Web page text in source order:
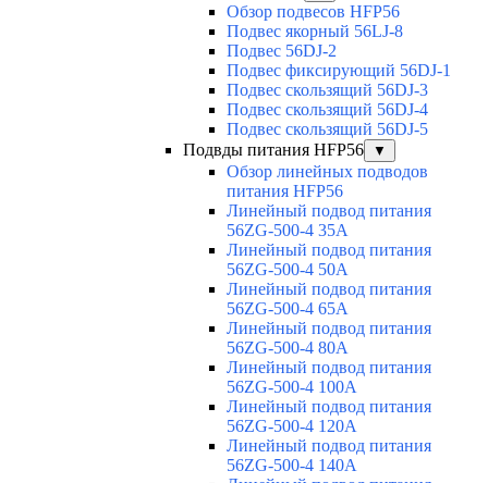
Обзор подвесов HFP56
Подвес якорный 56LJ-8
Подвес 56DJ-2
Подвес фиксирующий 56DJ-1
Подвес скользящий 56DJ-3
Подвес скользящий 56DJ-4
Подвес скользящий 56DJ-5
Подвды питания HFP56
▼
Обзор линейных подводов
питания HFP56
Линейный подвод питания
56ZG-500-4 35A
Линейный подвод питания
56ZG-500-4 50A
Линейный подвод питания
56ZG-500-4 65A
Линейный подвод питания
56ZG-500-4 80A
Линейный подвод питания
56ZG-500-4 100A
Линейный подвод питания
56ZG-500-4 120A
Линейный подвод питания
56ZG-500-4 140A